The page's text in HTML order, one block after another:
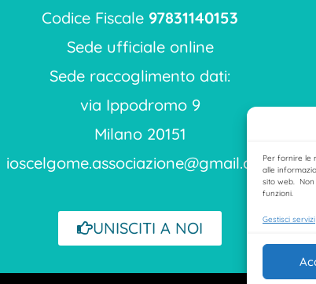
Per fornire le
alle
sito web. Non
funzioni.
Gestisci servizi
Codice Fiscale 97831140153
Sede ufficiale online
Sede raccoglimento dati:
via Ippodromo 9
Milano 20151
ioscelgome.associazione@gmail.com
UNISCITI A NOI